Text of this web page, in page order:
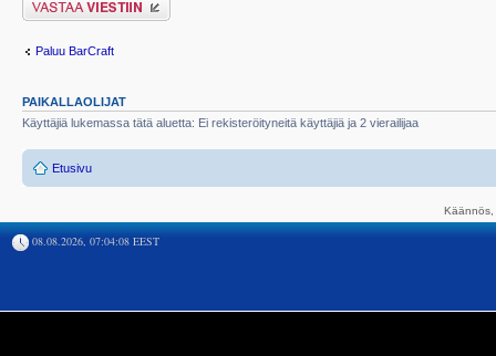
Paluu BarCraft
PAIKALLAOLIJAT
Käyttäjiä lukemassa tätä aluetta: Ei rekisteröityneitä käyttäjiä ja 2 vierailijaa
Etusivu
08.08.2026, 07:04:08 EEST